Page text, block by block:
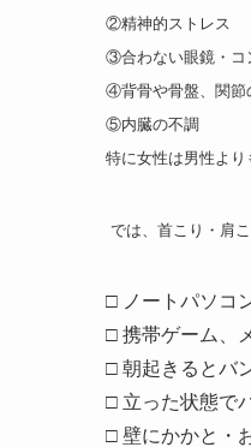
②精神的ストレス
③合わない眼鏡・コ
④背骨や骨盤、関節
⑤内臓の不調
特に女性は男性より
では、首こり・肩
□ ノートパソコ
□ 携帯ゲーム、
□ 朝起きるとバ
□ 立った状態で
□ 壁にかかと・